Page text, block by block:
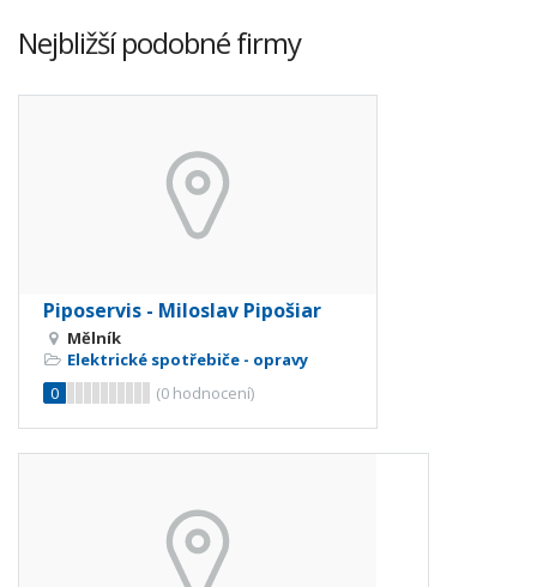
Nejbližší podobné firmy
Piposervis - Miloslav Pipošiar
Mělník
Elektrické spotřebiče - opravy
0
(0 hodnocení)